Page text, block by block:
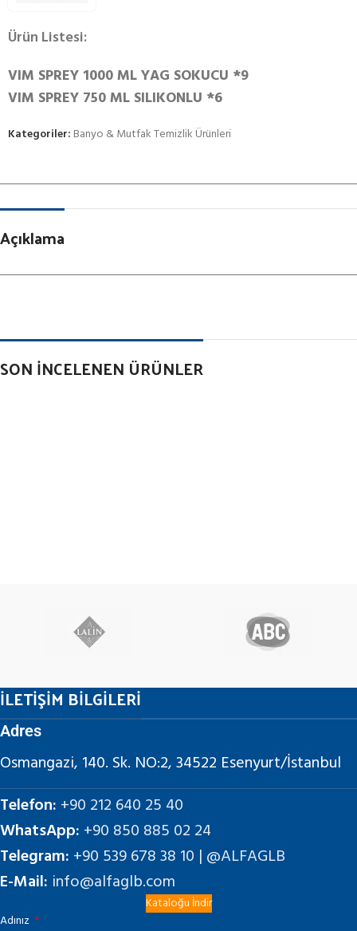
Ürün Listesi:
VIM SPREY 1000 ML YAG SOKUCU *9
VIM SPREY 750 ML SILIKONLU *6
Kategoriler: Banyo & Mutfak Temizlik Ürünleri
Açıklama
SON İNCELENEN ÜRÜNLER
İLETİŞİM BİLGİLERİ
Adres
Osmangazi, 140. Sk. NO:2, 34522 Esenyurt/İstanbul
Telefon: +90 212 640 25 40
WhatsApp: +90 850 885 02 24
Telegram: +90 539 678 38 10 | @ALFAGLB
E-Mail: info@alfaglb.com
Kataloğu İndir
Adınız